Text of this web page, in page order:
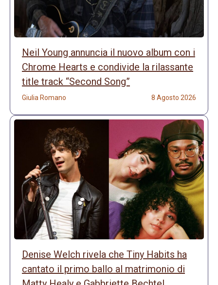
Neil Young annuncia il nuovo album con i
Chrome Hearts e condivide la rilassante
title track “Second Song”
Giulia Romano 8 Agosto 2026
Denise Welch rivela che Tiny Habits ha
cantato il primo ballo al matrimonio di